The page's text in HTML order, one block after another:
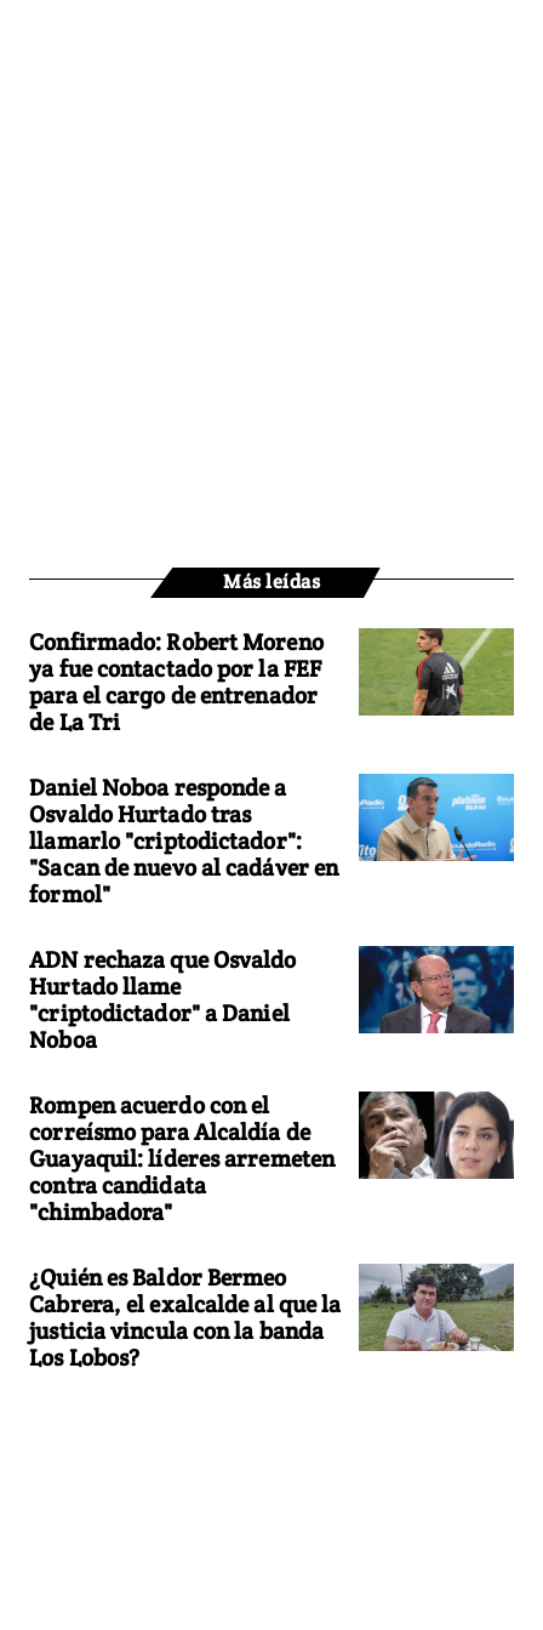
Más leídas
Confirmado: Robert Moreno
ya fue contactado por la FEF
para el cargo de entrenador
de La Tri
Daniel Noboa responde a
Osvaldo Hurtado tras
llamarlo "criptodictador":
"Sacan de nuevo al cadáver en
formol"
ADN rechaza que Osvaldo
Hurtado llame
"criptodictador" a Daniel
Noboa
Rompen acuerdo con el
correísmo para Alcaldía de
Guayaquil: líderes arremeten
contra candidata
"chimbadora"
¿Quién es Baldor Bermeo
Cabrera, el exalcalde al que la
justicia vincula con la banda
Los Lobos?